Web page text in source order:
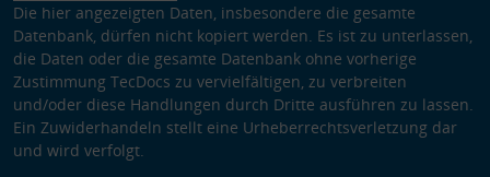
Die hier angezeigten Daten, insbesondere die gesamte
Datenbank, dürfen nicht kopiert werden. Es ist zu unterlassen,
die Daten oder die gesamte Datenbank ohne vorherige
Zustimmung TecDocs zu vervielfältigen, zu verbreiten
und/oder diese Handlungen durch Dritte ausführen zu lassen.
Ein Zuwiderhandeln stellt eine Urheberrechtsverletzung dar
und wird verfolgt.